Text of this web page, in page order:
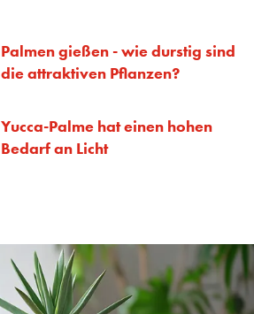
Palmen gießen - wie durstig sind
die attraktiven Pflanzen?
Yucca-Palme hat einen hohen
Bedarf an Licht